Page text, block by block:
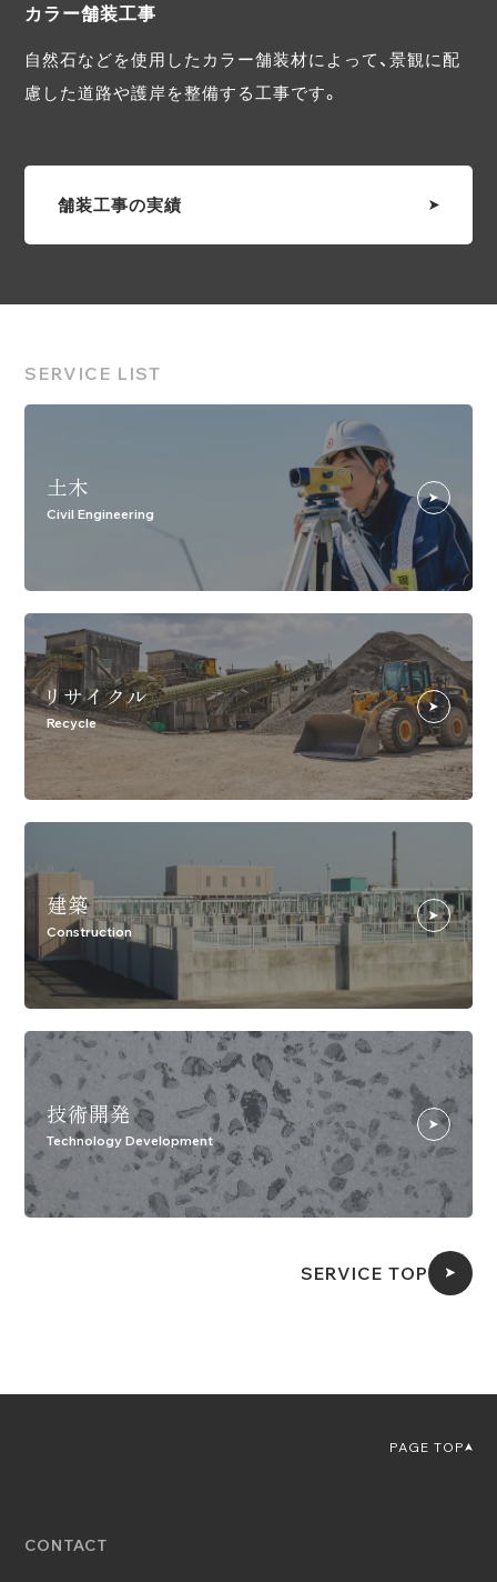
カラー舗装工事
自然石などを使用したカラー舗装材によって、景観に配
慮した道路や護岸を整備する工事です。
舗装工事の実績
SERVICE LIST
土木
Civil Engineering
リサイクル
Recycle
建築
Construction
技術開発
Technology Development
SERVICE TOP
PAGE TOP
CONTACT